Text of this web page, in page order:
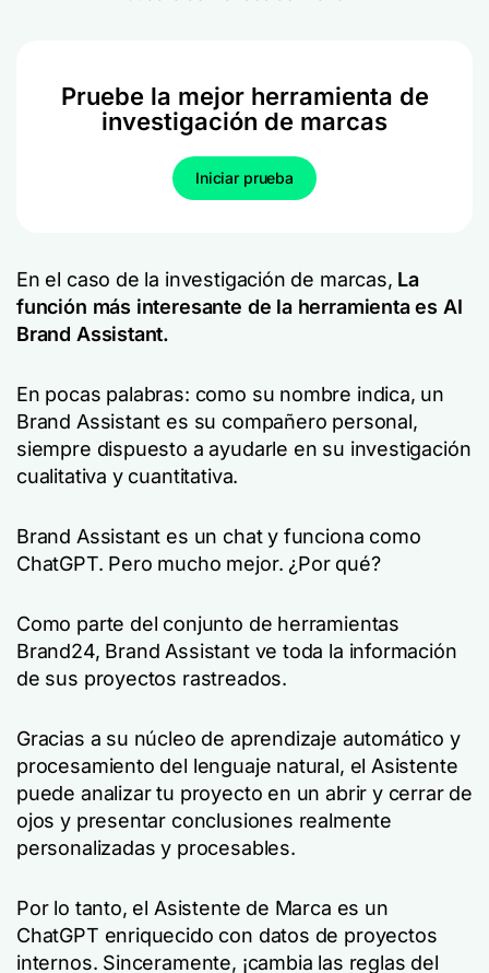
Pruebe la mejor herramienta de
investigación de marcas
Iniciar prueba
En el caso de la investigación de marcas, La
función más interesante de la herramienta es AI
Brand Assistant.
En pocas palabras: como su nombre indica, un
Brand Assistant es su compañero personal,
siempre dispuesto a ayudarle en su investigación
cualitativa y cuantitativa.
Brand Assistant es un chat y funciona como
ChatGPT. Pero mucho mejor. ¿Por qué?
Como parte del conjunto de herramientas
Brand24, Brand Assistant ve toda la información
de sus proyectos rastreados.
Gracias a su núcleo de aprendizaje automático y
procesamiento del lenguaje natural, el Asistente
puede analizar tu proyecto en un abrir y cerrar de
ojos y presentar conclusiones realmente
personalizadas y procesables.
Por lo tanto, el Asistente de Marca es un
ChatGPT enriquecido con datos de proyectos
internos. Sinceramente, ¡cambia las reglas del